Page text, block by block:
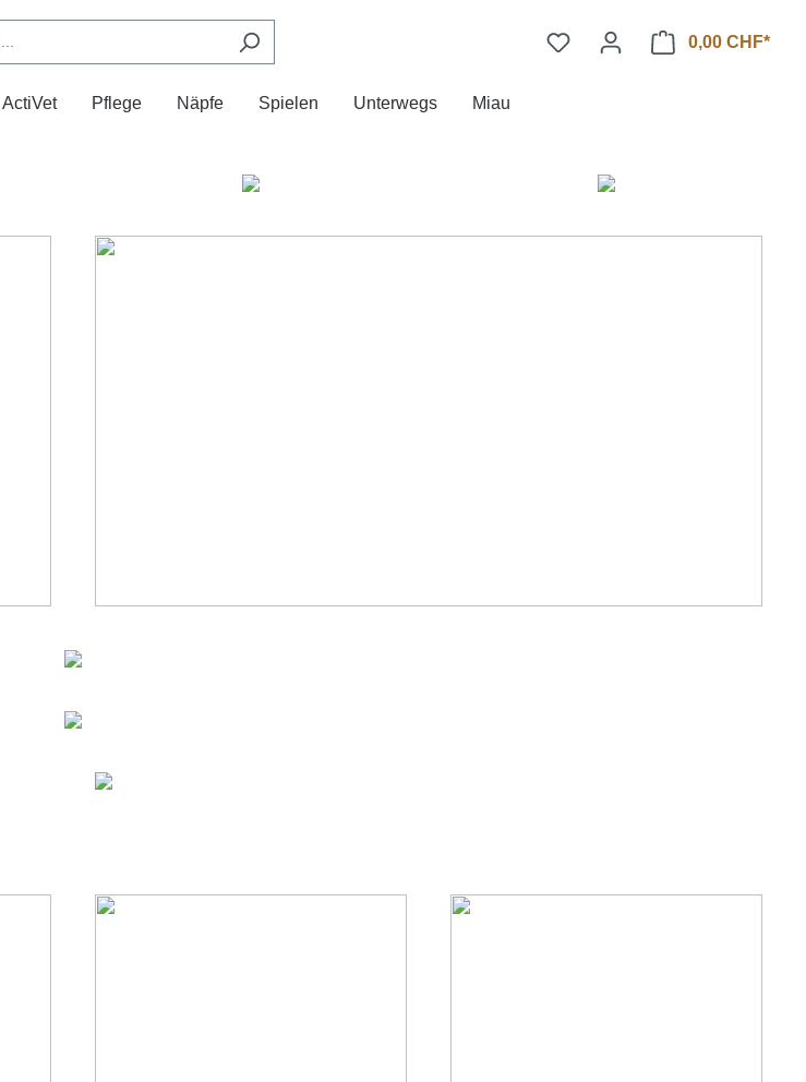
0,00 CHF*
ActiVet Pflege Näpfe Spielen Unterwegs Miau